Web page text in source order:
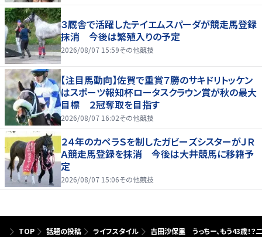
３厩舎で活躍したテイエムスパーダが競走馬登録
抹消 今後は繁殖入りの予定
2026/08/07 15:59その他競技
【注目馬動向】佐賀で重賞７勝のサキドリトッケン
はスポーツ報知杯ロータスクラウン賞が秋の最大
目標 ２冠奪取を目指す
2026/08/07 16:02その他競技
２４年のカペラＳを制したガビーズシスターがＪＲ
Ａ競走馬登録を抹消 今後は大井競馬に移籍予
定
2026/08/07 15:06その他競技
TOP 話題の投稿 ライフスタイル 吉田沙保里 うっちー、もう43歳！？